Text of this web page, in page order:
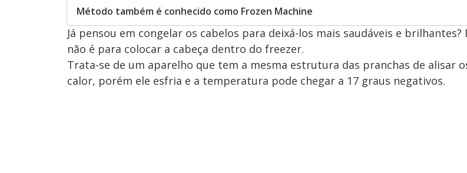
Método também é conhecido como Frozen Machine
Já pensou em congelar os cabelos para deixá-los mais saudáveis e brilhantes?
não é para colocar a cabeça dentro do freezer.
Trata-se de um aparelho que tem a mesma estrutura das pranchas de alisar
calor, porém ele esfria e a temperatura pode chegar a 17 graus negativos.